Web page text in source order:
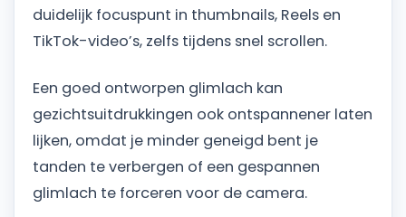
duidelijk focuspunt in thumbnails, Reels en
TikTok-video’s, zelfs tijdens snel scrollen.
Een goed ontworpen glimlach kan
gezichtsuitdrukkingen ook ontspannener laten
lijken, omdat je minder geneigd bent je
tanden te verbergen of een gespannen
glimlach te forceren voor de camera.